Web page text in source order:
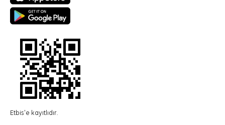
Etbis'e kayıtlıdır.